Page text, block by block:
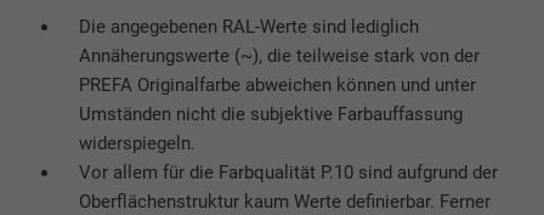
Die angegebenen RAL-Werte sind lediglich
Annäherungswerte (~), die teilweise stark von der
PREFA Originalfarbe abweichen können und unter
Umständen nicht die subjektive Farbauffassung
widerspiegeln.
Vor allem für die Farbqualität P.10 sind aufgrund der
Oberflächenstruktur kaum Werte definierbar. Ferner